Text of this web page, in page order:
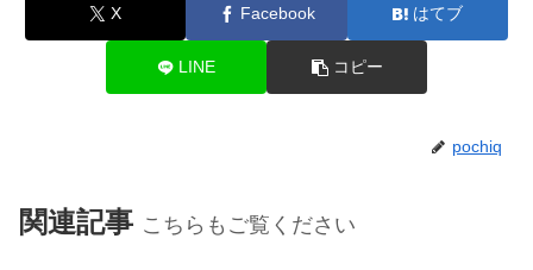
X Facebook はてブ
LINE コピー
pochiq
関連記事 こちらもご覧ください